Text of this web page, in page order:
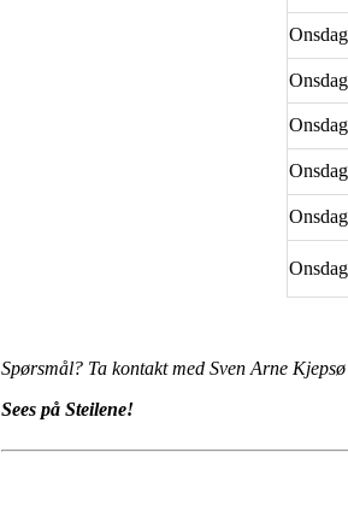
Spørsmål? Ta kontakt med Sven Arne
Sees på Steilene!